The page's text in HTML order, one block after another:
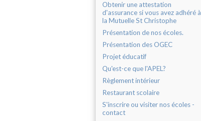
Obtenir une attestation
d'assurance si vous avez adhéré à
la Mutuelle St Christophe
Présentation de nos écoles.
Présentation des OGEC
Projet éducatif
Qu'est-ce que l'APEL?
Règlement intérieur
Restaurant scolaire
S'inscrire ou visiter nos écoles -
contact